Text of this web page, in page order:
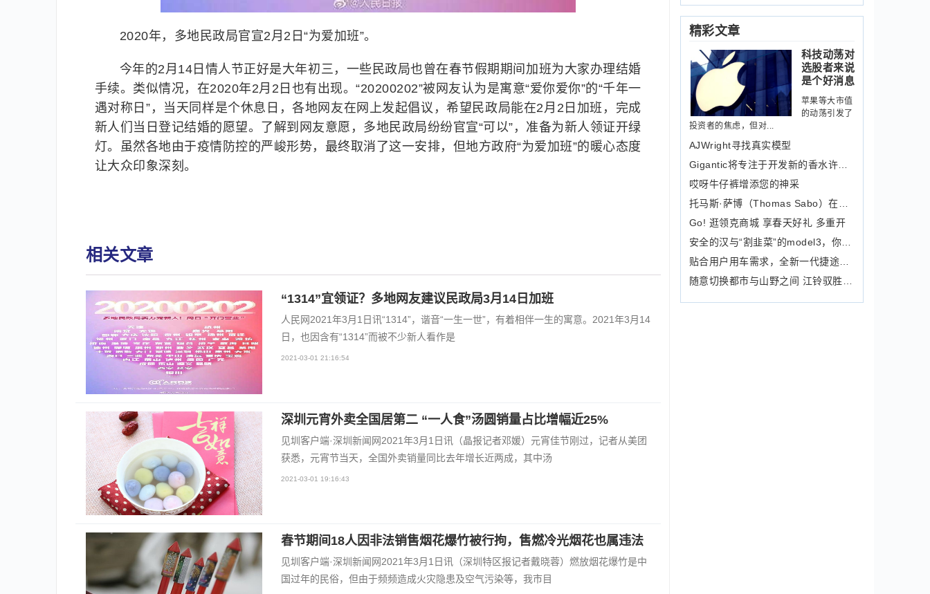
2020年，多地民政局官宣2月2日“为爱加班”。
今年的2月14日情人节正好是大年初三，一些民政局也曾在春节假期期间加班为大家办理结婚
手续。类似情况，在2020年2月2日也有出现。“20200202”被网友认为是寓意“爱你爱你”的“千年一
遇对称日”，当天同样是个休息日，各地网友在网上发起倡议，希望民政局能在2月2日加班，完成
新人们当日登记结婚的愿望。了解到网友意愿，多地民政局纷纷官宣“可以”，准备为新人领证开绿
灯。虽然各地由于疫情防控的严峻形势，最终取消了这一安排，但地方政府“为爱加班”的暖心态度
让大众印象深刻。
相关文章
“1314”宜领证？多地网友建议民政局3月14日加班
人民网2021年3月1日讯“1314”，谐音“一生一世”，有着相伴一生的寓意。2021年3月14
日，也因含有“1314”而被不少新人看作是
2021-03-01 21:16:54
深圳元宵外卖全国居第二 “一人食”汤圆销量占比增幅近25%
见圳客户端·深圳新闻网2021年3月1日讯（晶报记者邓媛）元宵佳节刚过，记者从美团
获悉，元宵节当天，全国外卖销量同比去年增长近两成，其中汤
2021-03-01 19:16:43
春节期间18人因非法销售烟花爆竹被行拘，售燃冷光烟花也属违法
见圳客户端·深圳新闻网2021年3月1日讯（深圳特区报记者戴晓蓉）燃放烟花爆竹是中
国过年的民俗，但由于频频造成火灾隐患及空气污染等，我市目
精彩文章
科技动荡对
选股者来说
是个好消息
苹果等大市值
的动荡引发了
投资者的焦虑，但对...
AJWright寻找真实模型
哎呀牛仔裤增添您的神采
Go! 逛领克商城 享春天好礼 多重开